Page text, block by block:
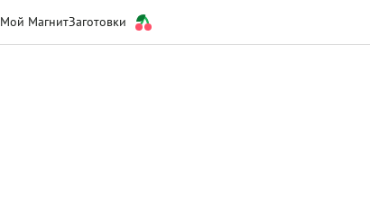
Мой МагнитЗаготовки